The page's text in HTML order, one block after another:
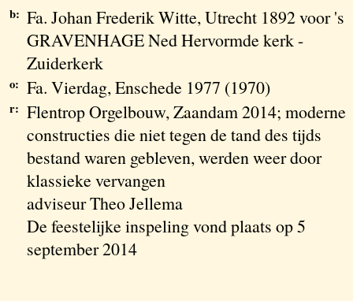
b: Fa. Johan Frederik Witte, Utrecht 1892 voor 's
GRAVENHAGE Ned Hervormde kerk -
Zuiderkerk
o: Fa. Vierdag, Enschede 1977 (1970)
r: Flentrop Orgelbouw, Zaandam 2014; moderne
constructies die niet tegen de tand des tijds
bestand waren gebleven, werden weer door
klassieke vervangen
adviseur Theo Jellema
De feestelijke inspeling vond plaats op 5
september 2014